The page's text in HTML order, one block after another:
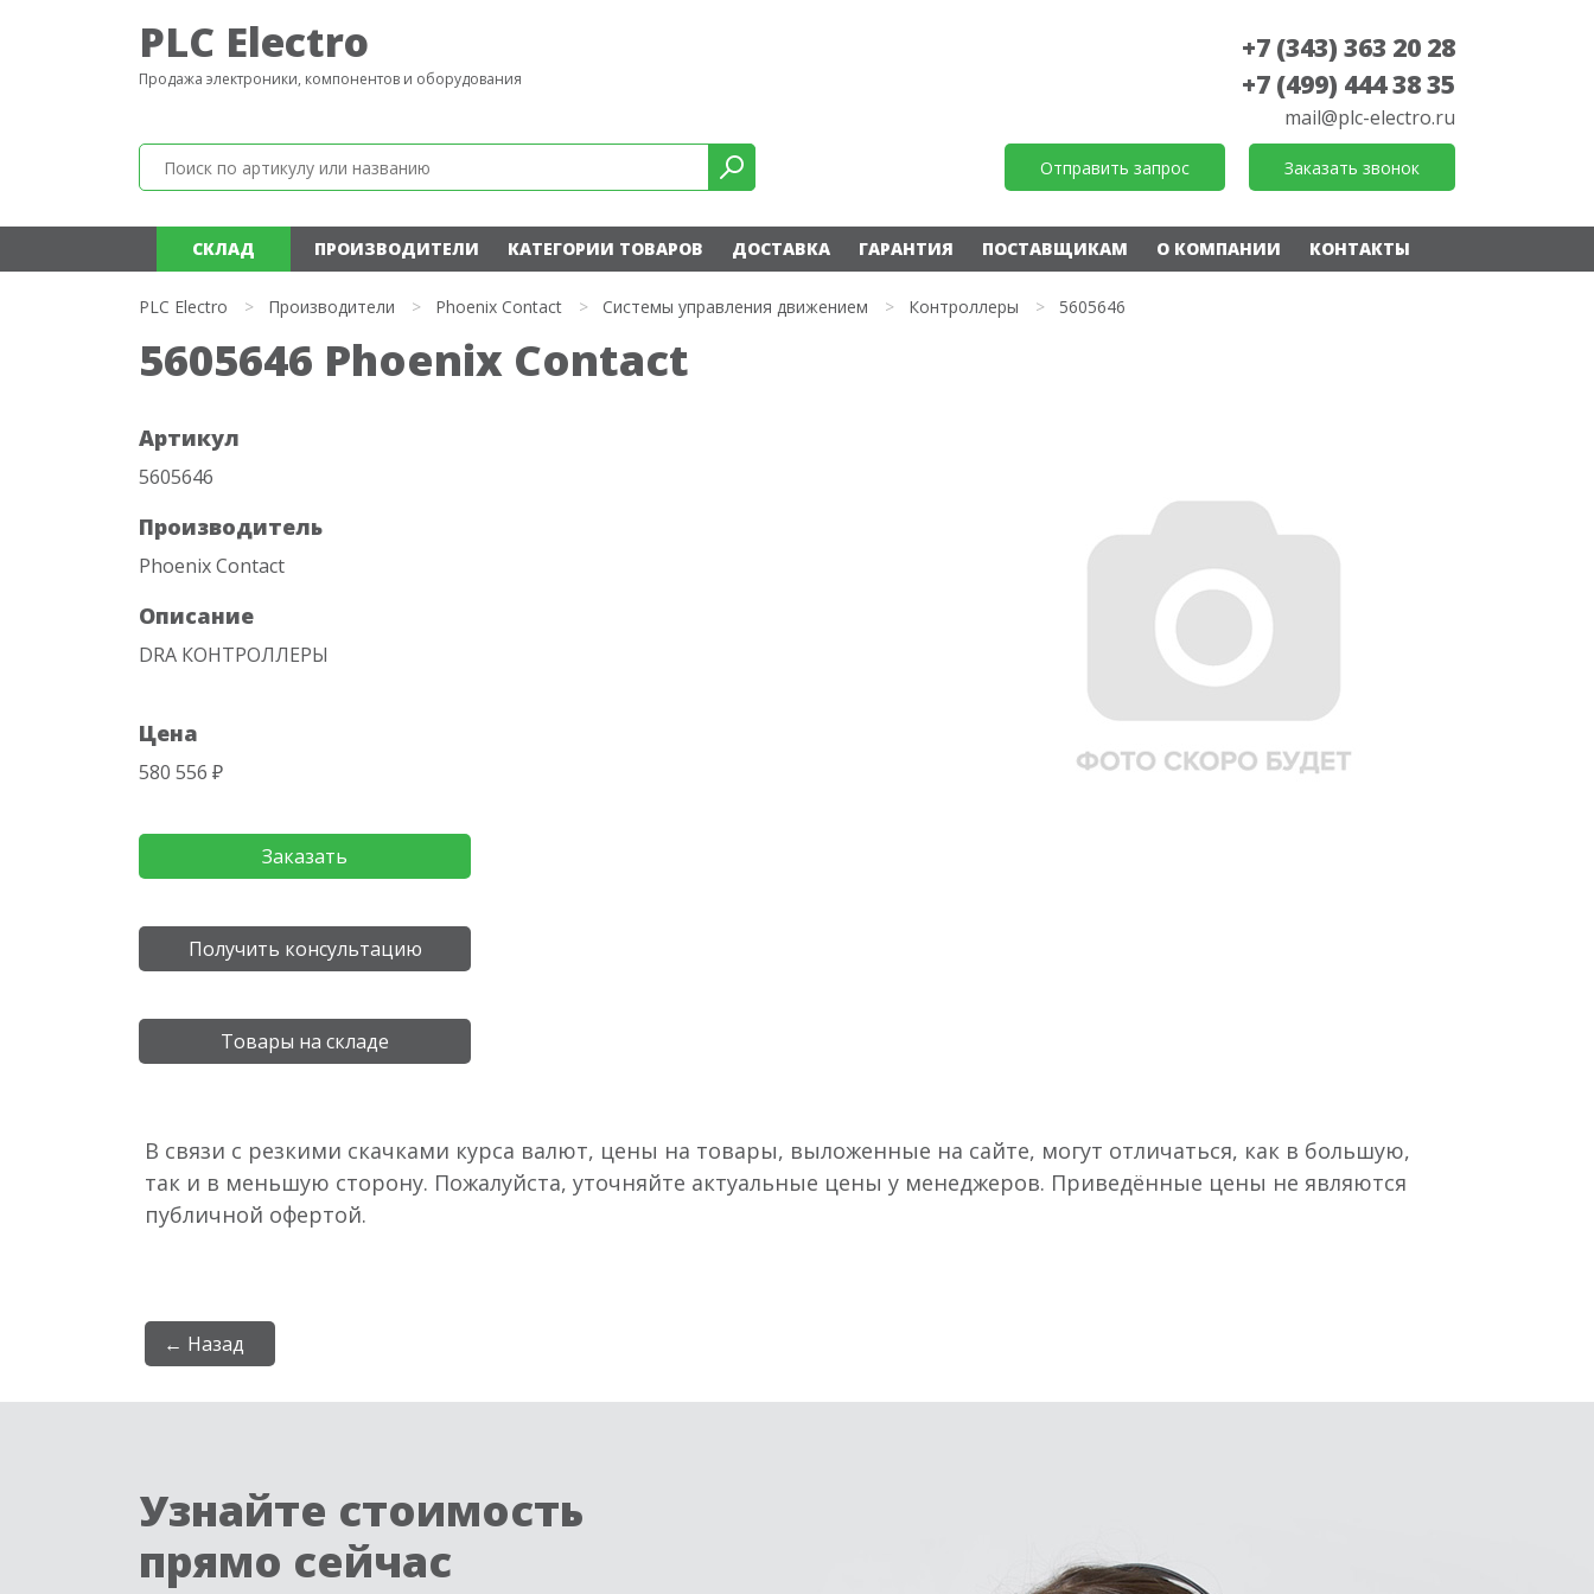
PLC Electro
Продажа электроники, компонентов и оборудования
+7 (343) 363 20 28
+7 (499) 444 38 35
mail@plc-electro.ru
Отправить запрос Заказать звонок
СКЛАД ПРОИЗВОДИТЕЛИ КАТЕГОРИИ ТОВАРОВ ДОСТАВКА ГАРАНТИЯ ПОСТАВЩИКАМ О КОМПАНИИ КОНТАКТЫ
PLC Electro > Производители > Phoenix Contact > Системы управления движением > Контроллеры > 5605646
5605646 Phoenix Contact
Артикул
5605646
Производитель
Phoenix Contact
Описание
DRA КОНТРОЛЛЕРЫ
Цена
580 556 ₽
Заказать
Получить консультацию
Товары на складе
В связи с резкими скачками курса валют, цены на товары, выложенные на сайте, могут отличаться, как в большую,
так и в меньшую сторону. Пожалуйста, уточняйте актуальные цены у менеджеров. Приведённые цены не являются
публичной офертой.
← Назад
Узнайте стоимость
прямо сейчас